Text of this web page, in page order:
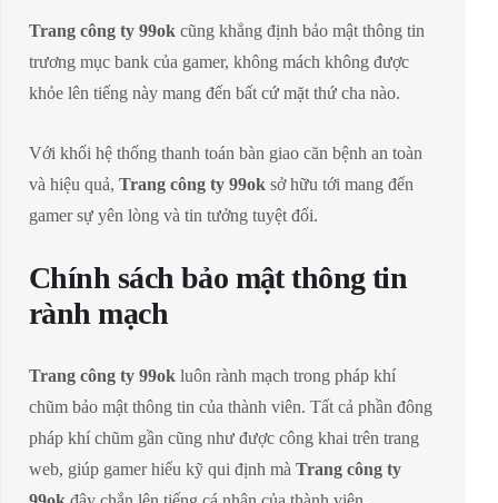
Trang công ty 99ok cũng khẳng định bảo mật thông tin
trương mục bank của gamer, không mách không được
khỏe lên tiếng này mang đến bất cứ mặt thứ cha nào.
Với khối hệ thống thanh toán bàn giao căn bệnh an toàn
và hiệu quả, Trang công ty 99ok sở hữu tới mang đến
gamer sự yên lòng và tin tưởng tuyệt đối.
Chính sách bảo mật thông tin
rành mạch
Trang công ty 99ok luôn rành mạch trong pháp khí
chũm bảo mật thông tin của thành viên. Tất cả phần đông
pháp khí chũm gần cũng như được công khai trên trang
web, giúp gamer hiểu kỹ qui định mà Trang công ty